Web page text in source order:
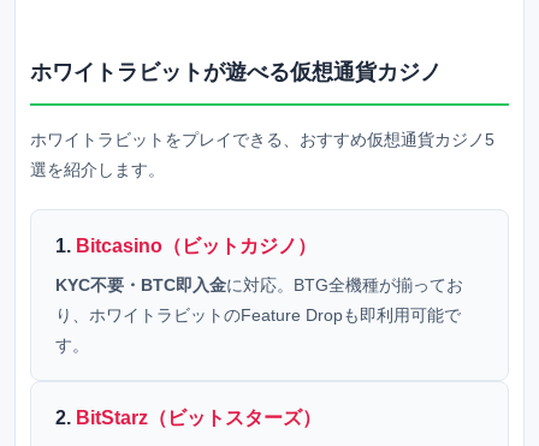
ホワイトラビットが遊べる仮想通貨カジノ
ホワイトラビットをプレイできる、おすすめ仮想通貨カジノ5
選を紹介します。
1. Bitcasino（ビットカジノ）
KYC不要・BTC即入金に対応。BTG全機種が揃ってお
り、ホワイトラビットのFeature Dropも即利用可能で
す。
2. BitStarz（ビットスターズ）